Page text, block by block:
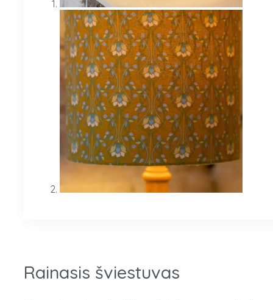
Rainasis šviestuvas